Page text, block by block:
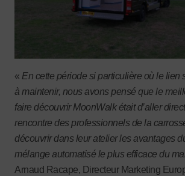
« En cette période si particulière où le lien
à maintenir, nous avons pensé que le
faire découvrir MoonWalk était d’aller
rencontre des professionnels de la
découvrir dans leur atelier les avantages
mélange automatisé le plus efficace du
Arnaud Racape, Directeur Marketing